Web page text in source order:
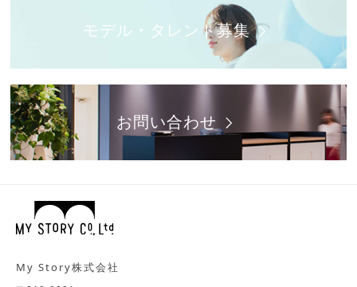
モデル・タレント募集
お問い合わせ
My Story株式会社